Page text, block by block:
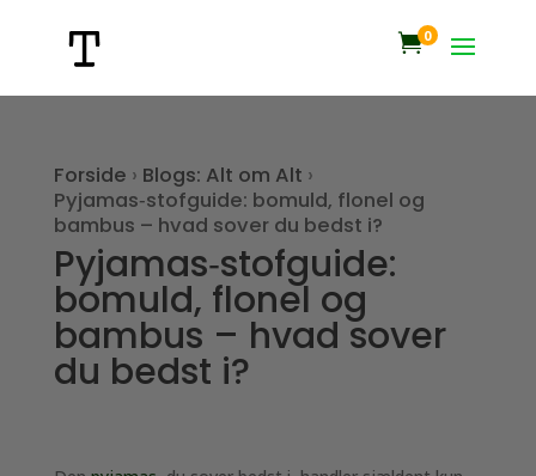
0
Forside › Blogs: Alt om Alt ›
Pyjamas‑stofguide: bomuld, flonel og
bambus – hvad sover du bedst i?
Pyjamas‑stofguide:
bomuld, flonel og
bambus – hvad sover
du bedst i?